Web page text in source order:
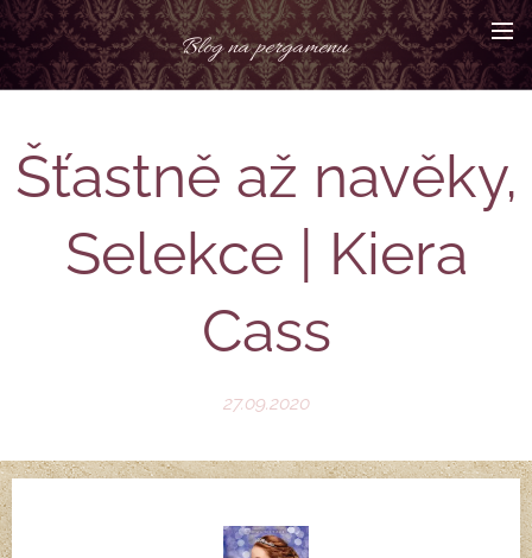
Blog na pergamenu
Šťastně až navěky,
Selekce | Kiera
Cass
27.09.2020